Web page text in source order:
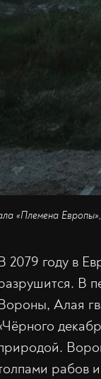
«Племена
2079 году в
В
Алая
рабов